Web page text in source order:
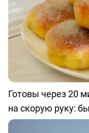
Готовы через 20
на скорую руку: